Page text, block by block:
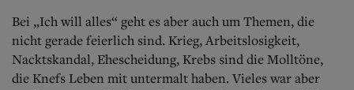
Bei „Ich will alles“ geht es aber auch um Themen, die
nicht gerade feierlich sind. Krieg, Arbeitslosigkeit,
Nacktskandal, Ehescheidung, Krebs sind die Molltöne,
die Knefs Leben mit untermalt haben. Vieles war aber